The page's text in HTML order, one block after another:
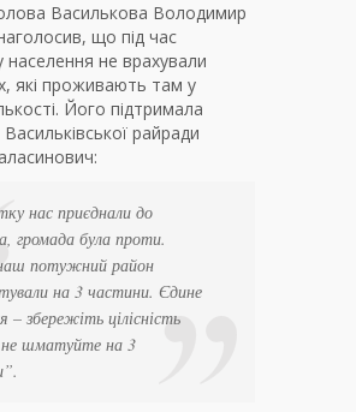
Василькова Володимир
що під час
населення не врахували
які проживають там у
Його підтримала
райради
нас приєднали до
громада була проти.
потужний район
на 3 частини. Єдине
– збережіть цілісність
не шматуйте на 3